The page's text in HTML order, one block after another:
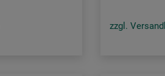
zzgl.